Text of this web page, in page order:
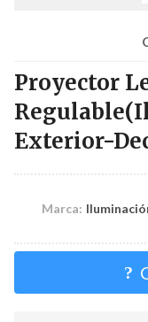
Proyector
Regulable
Exterior-
Marca: